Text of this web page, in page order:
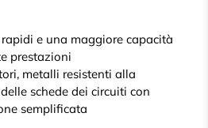
e una maggiore capacità
prestazioni
metalli resistenti alla
schede dei circuiti con
semplificata